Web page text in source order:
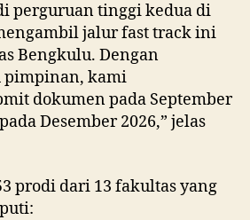
perguruan tinggi kedua di
jalur fast track ini
Bengkulu. Dengan
pimpinan, kami
dokumen pada September
Desember 2026,” jelas
prodi dari 13 fakultas yang